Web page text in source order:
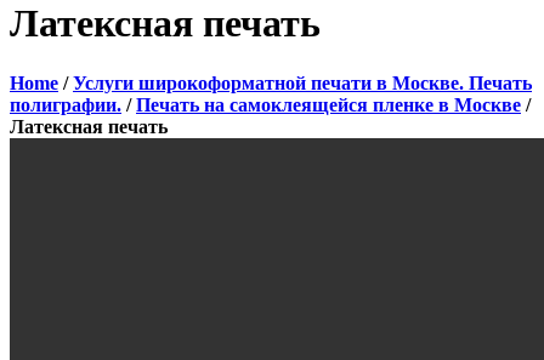
Латексная печать
Home /Услуги широкоформатной печати в Москве. Печать
полиграфии. /Печать на самоклеящейся пленке в Москве /
Латексная печать